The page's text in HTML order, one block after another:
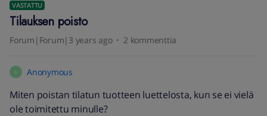
VASTATTU
Tilauksen poisto
Forum|Forum|3 years ago 2 kommenttia
A Anonymous
Miten poistan tilatun tuotteen luettelosta, kun se ei vielä
ole toimitettu minulle?